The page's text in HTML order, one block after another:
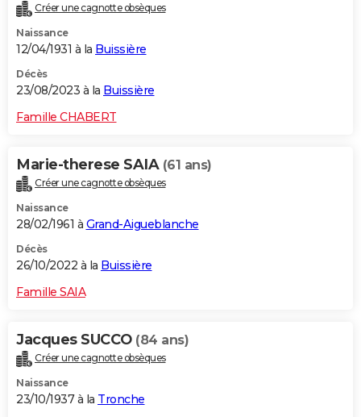
Créer une cagnotte obsèques
Naissance
12/04/1931 à la Buissière
Décès
23/08/2023 à la Buissière
Famille CHABERT
Marie-therese SAIA (61 ans)
Créer une cagnotte obsèques
Naissance
28/02/1961 à Grand-Aigueblanche
Décès
26/10/2022 à la Buissière
Famille SAIA
Jacques SUCCO (84 ans)
Créer une cagnotte obsèques
Naissance
23/10/1937 à la Tronche